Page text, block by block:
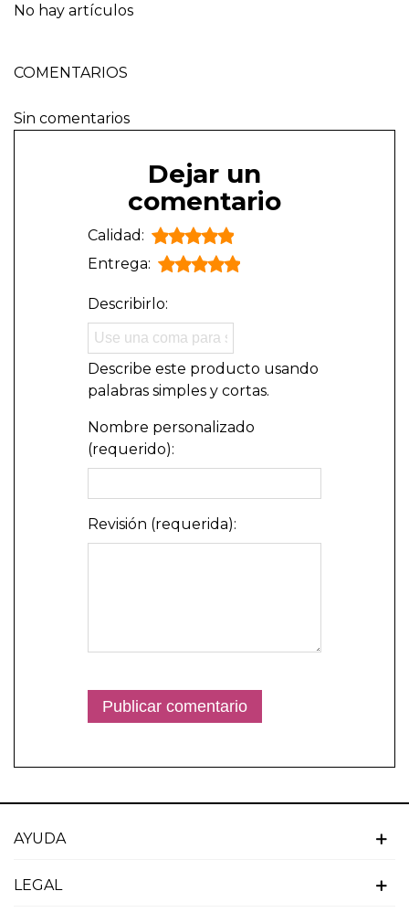
No hay artículos
COMENTARIOS
Sin comentarios
Dejar un
comentario
Calidad:
Entrega:
Describirlo:
Describe este producto usando
palabras simples y cortas.
Nombre personalizado
(requerido):
Revisión (requerida):
AYUDA
LEGAL